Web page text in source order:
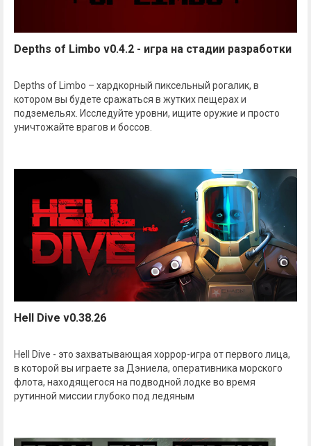
Depths of Limbo v0.4.2 - игра на стадии разработки
Depths of Limbo – хардкорный пиксельный рогалик, в
котором вы будете сражаться в жутких пещерах и
подземельях. Исследуйте уровни, ищите оружие и просто
уничтожайте врагов и боссов.
Hell Dive v0.38.26
Hell Dive - это захватывающая хоррор-игра от первого лица,
в которой вы играете за Дэниела, оперативника морского
флота, находящегося на подводной лодке во время
рутинной миссии глубоко под ледяным